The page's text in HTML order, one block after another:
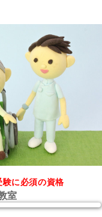
に必須の資格
室